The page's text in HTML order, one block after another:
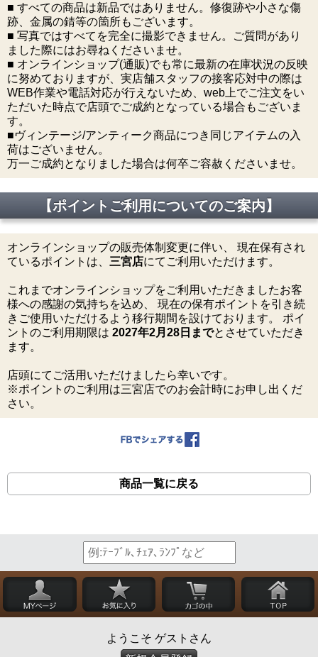
■ すべての商品は新品ではありません。修復跡や小さな傷
跡、金属の錆等の箇所もございます。
■ 写真ではすべてを完全に撮影できません。ご質問があり
ました際にはお尋ねくださいませ。
■ オンラインショップ(通販)でも常に最新の在庫状況の反映
に努めておりますが、実店舗スタッフの接客応対中の際は
WEB作業や電話対応が行えないため、web上でご注文をい
ただいた時点で店頭でご成約となっている場合もございま
す。
■ヴィンテージ/アンティーク商品につき同じアイテムの入
荷はございません。
万一ご成約となりました場合は何卒ご容赦くださいませ。
【ポイントご利用についてのご案内】
オンラインショップの販売体制変更に伴い、 現在保有され
ているポイントは、 三宮店にてご利用いただけます。
これまでオンラインショップをご利用いただきましたお客
様への感謝の気持ちを込め、 現在の保有ポイントを引き続
きご使用いただけるよう移行期間を設けております。 ポイ
ントのご利用期限は 2027年2月28日までとさせていただき
ます。
店頭にてご活用いただけましたら幸いです。
※ポイントのご利用は三宮店でのお会計時にお申し出くだ
さい。
商品一覧に戻る
ようこそ ゲストさん